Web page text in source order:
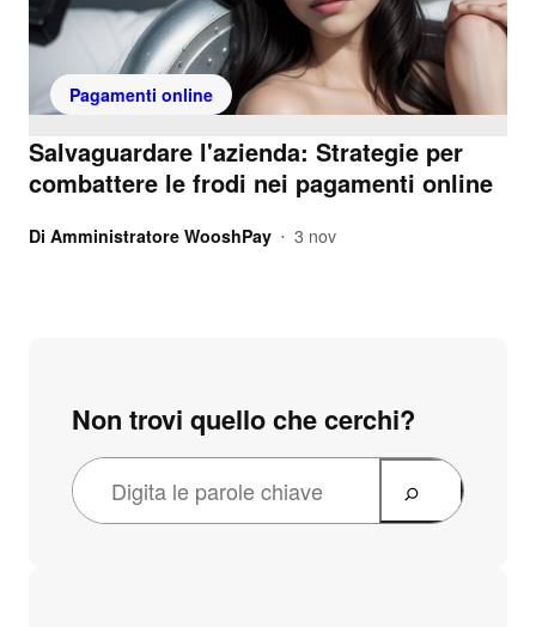
Pagamenti online
Salvaguardare l'azienda: Strategie per
combattere le frodi nei pagamenti online
Di Amministratore WooshPay • 3 nov
Non trovi quello che cerchi?